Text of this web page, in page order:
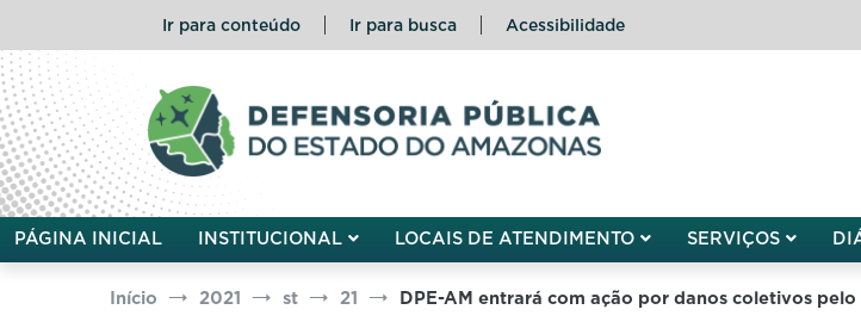
o
conteúdo
Ir para conteúdo Ir para busca Acessibilidade
Defensoria Pública do Estado do Amazonas
PÁGINA INICIAL INSTITUCIONAL LOCAIS DE ATENDIMENTO SERVIÇOS
Início 2021 st 21 DPE-AM entrará com ação por danos coletivos